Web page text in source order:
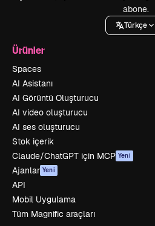
abone.
Türkçe
Ürünler
Spaces
AI Asistanı
AI Görüntü Oluşturucu
AI video oluşturucu
AI ses oluşturucu
Stok içerik
Claude/ChatGPT için MCP Yeni
Ajanlar Yeni
API
Mobil Uygulama
Tüm Magnific araçları